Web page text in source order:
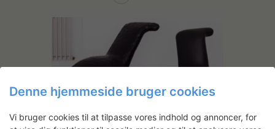
Denne hjemmeside bruger cookies
Vi bruger cookies til at tilpasse vores indhold og annoncer, for